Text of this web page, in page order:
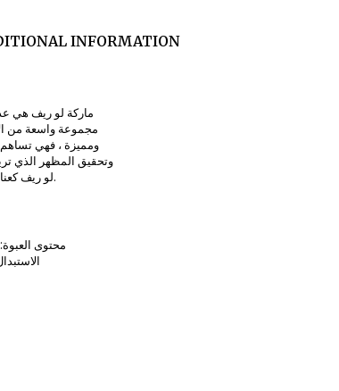
INFORMATION
ماركة لو ريف هي
مجموعة واسعة من
ومميزة ، فهي
وتحقيق المظهر الذي
لو ريف كعناصر تعزز ألوان عينيك.
محتوى